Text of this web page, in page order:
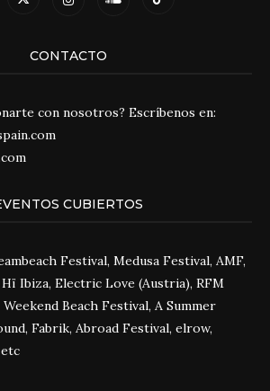
CONTACTO
con nosotros? Escríbenos en:
CUBIERTOS
Festival, Medusa Festival, AMF,
Hï Ibiza, Electric Love (Austria), RFM
Beach Festival, A Summer
Fabrik, Abroad Festival, elrow,